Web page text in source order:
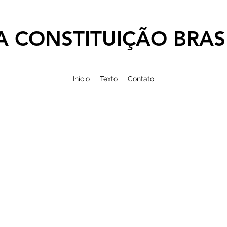
CONSTITUIÇÃO
Início Texto Contato